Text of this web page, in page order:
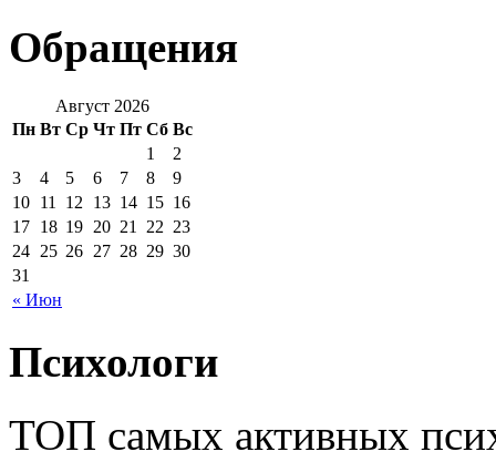
Обращения
Август 2026
Пн Вт Ср Чт Пт Сб Вс
« Июн
1
2
3
4 5 6 7 8
9
10 11 12 13 14 15 16
17 18 19 20 21 22 23
24 25 26 27 28 29 30
31
Психологи
ТОП самых активных